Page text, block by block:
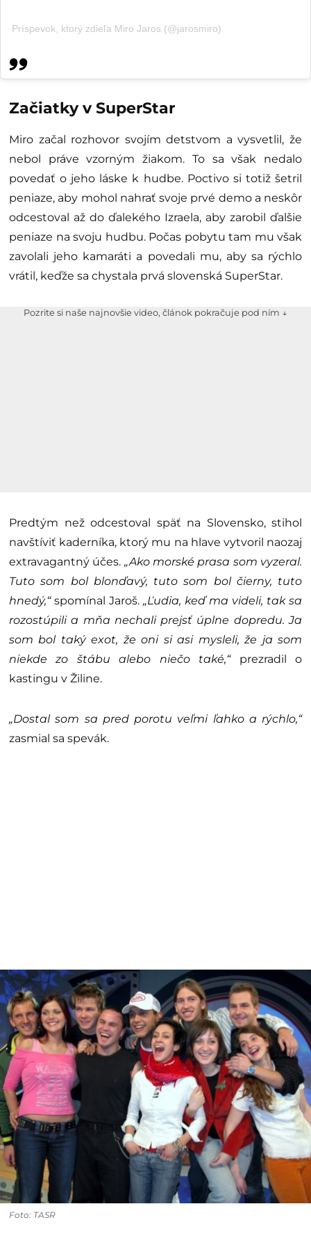
Príspevok, ktorý zdieľa Miro Jaros (@jarosmiro)
Začiatky v SuperStar
Miro začal rozhovor svojím detstvom a vysvetlil, že
nebol práve vzorným žiakom. To sa však nedalo
povedať o jeho láske k hudbe. Poctivo si totiž šetril
peniaze, aby mohol nahrať svoje prvé demo a neskôr
odcestoval až do ďalekého Izraela, aby zarobil ďalšie
peniaze na svoju hudbu. Počas pobytu tam mu však
zavolali jeho kamaráti a povedali mu, aby sa rýchlo
vrátil, keďže sa chystala prvá slovenská SuperStar.
Pozrite si naše najnovšie video, článok pokračuje pod ním ↓
Predtým než odcestoval späť na Slovensko, stihol
navštíviť kaderníka, ktorý mu na hlave vytvoril naozaj
extravagantný účes. „Ako morské prasa som vyzeral.
Tuto som bol blonďavý, tuto som bol čierny, tuto
hnedý,“spomínal Jaroš. „Ľudia, keď ma videli, tak sa
rozostúpili a mňa nechali prejsť úplne dopredu. Ja
som bol taký exot, že oni si asi mysleli, že ja som
niekde zo štábu alebo niečo také,“prezradil o
kastingu v Žiline.
„Dostal som sa pred porotu veľmi ľahko a rýchlo,“
zasmial sa spevák.
Foto: TASR